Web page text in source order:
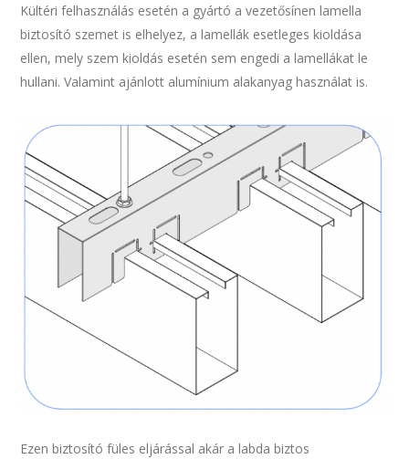
Kültéri felhasználás esetén a gyártó a vezetősínen lamella
biztosító szemet is elhelyez, a lamellák esetleges kioldása
ellen, mely szem kioldás esetén sem engedi a lamellákat le
hullani. Valamint ajánlott alumínium alakanyag használat is.
Ezen biztosító füles eljárással akár a labda biztos